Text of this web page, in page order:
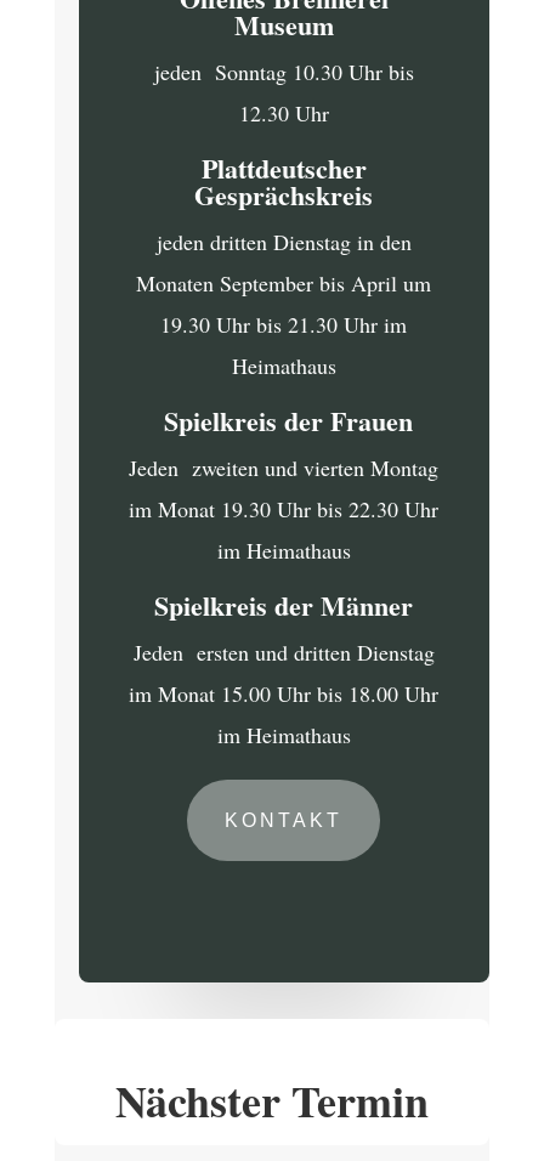
Museum
jeden Sonntag 10.30 Uhr bis
12.30 Uhr
Plattdeutscher
Gesprächskreis
jeden dritten Dienstag in den
Monaten September bis April um
19.30 Uhr bis 21.30 Uhr im
Heimathaus
Spielkreis der Frauen
Jeden zweiten und vierten Montag
im Monat 19.30 Uhr bis 22.30 Uhr
im Heimathaus
Spielkreis der Männer
Jeden ersten und dritten Dienstag
im Monat 15.00 Uhr bis 18.00 Uhr
im Heimathaus
KONTAKT
Nächster Termin